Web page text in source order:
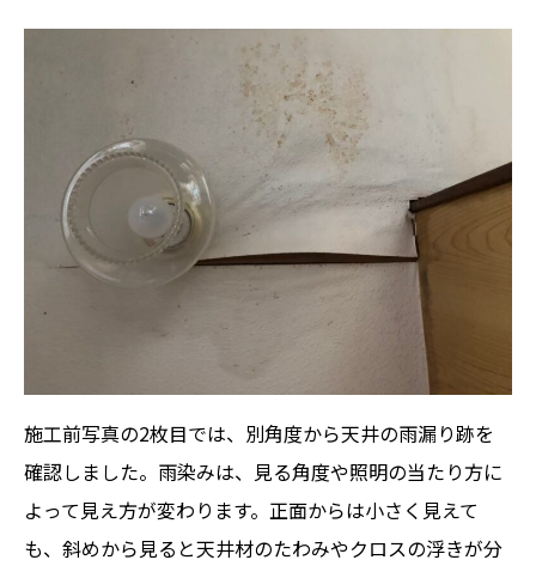
施工前写真の2枚目では、別角度から天井の雨漏り跡を
確認しました。雨染みは、見る角度や照明の当たり方に
よって見え方が変わります。正面からは小さく見えて
も、斜めから見ると天井材のたわみやクロスの浮きが分